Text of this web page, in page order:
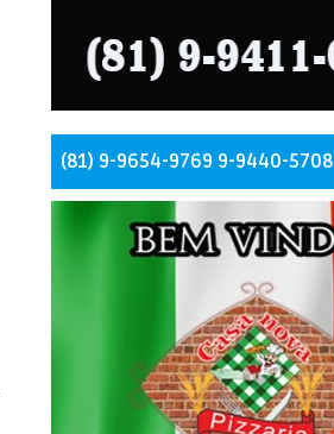
(81) 9-9654-9769 9-9440-5708